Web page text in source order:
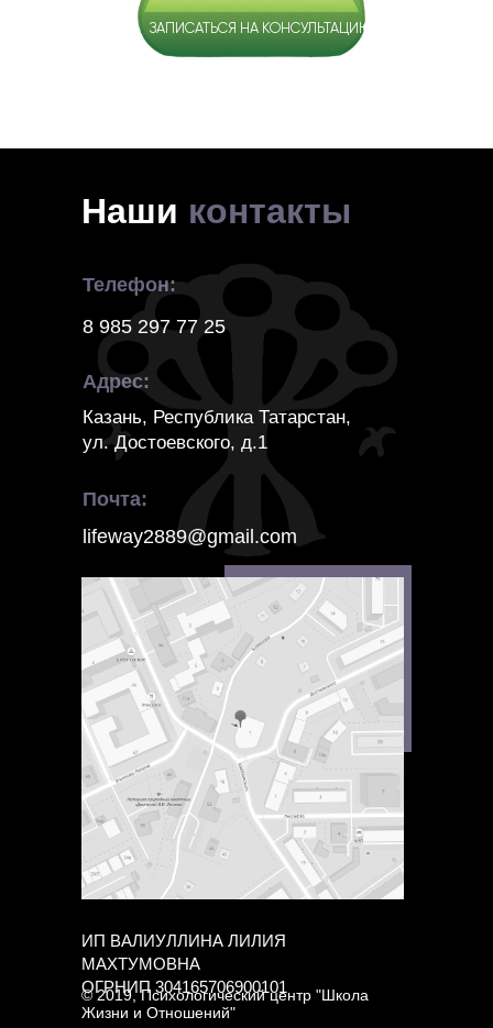
ЗАПИСАТЬСЯ НА КОНСУЛЬТАЦИЮ
Адрес:
Казань, Республика Татарстан,
ул. Достоевского, д.1
Телефон:
8 985 297 77 25
© 2019, Психологический центр "Школа
Жизни и Отношений"
Почта:
lifeway2889@gmail.com
Наши контакты
ИП ВАЛИУЛЛИНА ЛИЛИЯ
МАХТУМОВНА
ОГРНИП 304165706900101